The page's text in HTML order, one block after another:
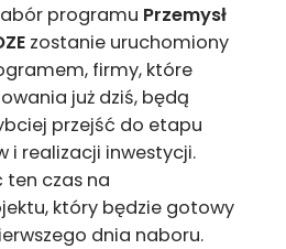
programu Przemysł
zostanie uruchomiony
firmy, które
już dziś, będą
przejść do etapu
i realizacji inwestycji.
ten czas na
który będzie gotowy
dnia naboru.